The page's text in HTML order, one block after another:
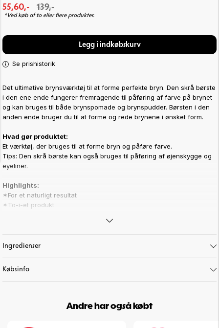
55,60,- 139,-
*Ved køb af to eller flere produkter.
Legg i indkøbskurv
Se prishistorik
Det ultimative brynsværktøj til at forme perfekte bryn. Den skrå børste
i den ene ende fungerer fremragende til påføring af farve på brynet
og kan bruges til både brynspomade og brynspudder. Børsten i den
anden ende bruger du til at forme og rede brynene i ønsket form.
Hvad gør produktet:
Et værktøj, der bruges til at forme bryn og påføre farve.
Tips: Den skrå børste kan også bruges til påføring af øjenskygge og
eyeliner.
Highlights:
✶For et naturligt resultat
✶To-i-et produkt
Vi anbefaler at rengøre børsten regelmæssigt.
Vi tilbyder en række rengøringsprodukter, der gør rengøringsopgaven
For eksempel:
Smart Cleansing Brush Egg
Pro Cosmetic Brush Soap.
Ingredienser
Købsinfo
Andre har også købt